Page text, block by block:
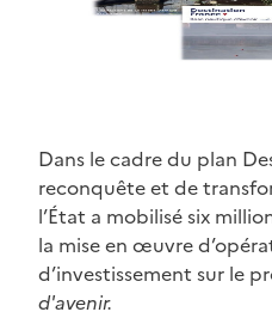
Dans le cadre du plan
reconquête et de
l’État a mobilisé six
la mise en œuvre
d’investissement sur le
d'avenir.